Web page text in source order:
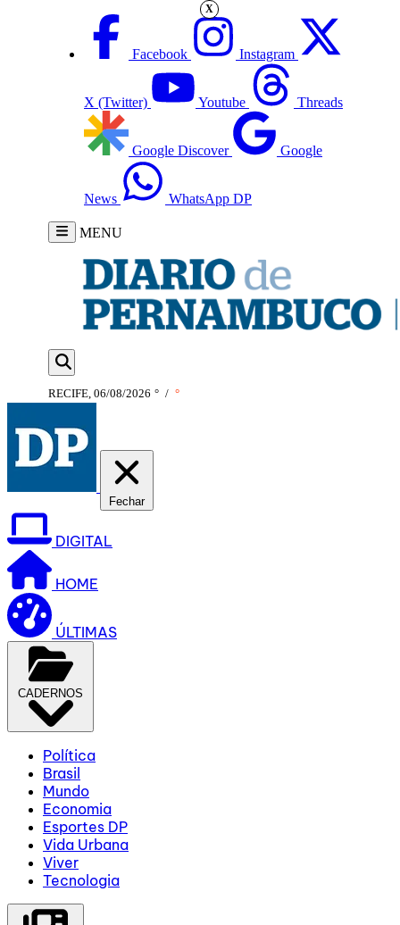
Facebook Instagram
X (Twitter) Youtube Threads
Google Discover Google
News WhatsApp DP
MENU
RECIFE, 06/08/2026 ° / °
Fechar
DIGITAL
HOME
ÚLTIMAS
CADERNOS
Política
Brasil
Mundo
Economia
Esportes DP
Vida Urbana
Viver
Tecnologia
X